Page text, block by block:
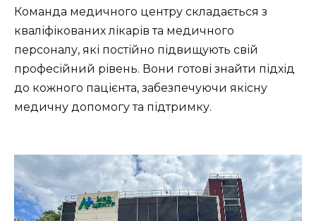
Команда медичного центру складається з
кваліфікованих лікарів та медичного
персоналу, які постійно підвищують свій
професійний рівень. Вони готові знайти підхід
до кожного пацієнта, забезпечуючи якісну
медичну допомогу та підтримку.